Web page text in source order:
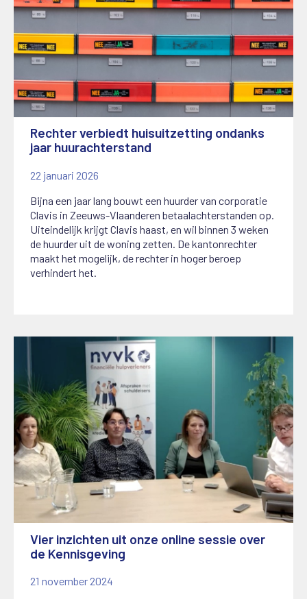
Rechter verbiedt huisuitzetting ondanks
jaar huurachterstand
22 januari 2026
Bijna een jaar lang bouwt een huurder van corporatie
Clavis in Zeeuws-Vlaanderen betaalachterstanden op.
Uiteindelijk krijgt Clavis haast, en wil binnen 3 weken
de huurder uit de woning zetten. De kantonrechter
maakt het mogelijk, de rechter in hoger beroep
verhindert het.
Vier inzichten uit onze online sessie over
de Kennisgeving
21 november 2024